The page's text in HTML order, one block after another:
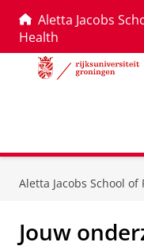
Aletta Jacobs
Health
Aletta Jacobs School of
Jouw